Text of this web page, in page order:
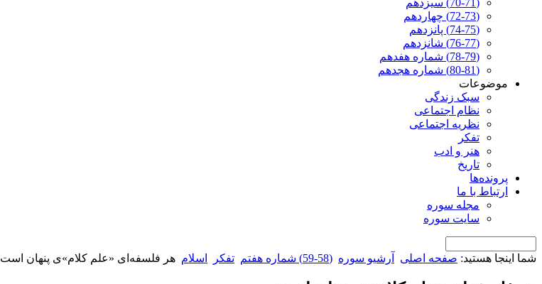
(72-73) چهاردهم
(74-75) پانزدهم
(76-77) شانزدهم
(78-79) شماره هفدهم
(80-81) شماره هجدهم
موضوعات
سبک زندگی
نظام اجتماعی
نظریه اجتماعی
تفکر
هنر و ادب
تاریخ
پرونده‌ها
ارتباط با ما
مجله سوره
سایت سوره
شما اینجا هستید: صفحه اصلی آرشیو سوره (58-59) شماره هفتم تفکر اسلام هر فلسفه‌ای «علم کلام»ی پنهان است